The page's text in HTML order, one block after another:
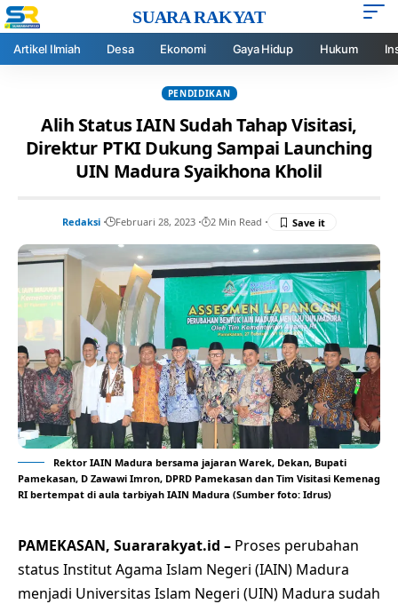
SUARA RAKYAT
Artikel Ilmiah Desa Ekonomi Gaya Hidup Hukum
PENDIDIKAN
Alih Status IAIN Sudah Tahap Visitasi,
Direktur PTKI Dukung Sampai Launching
UIN Madura Syaikhona Kholil
Redaksi Februari 28, 2023 2 Min Read
Rektor IAIN Madura bersama jajaran Warek, Dekan, Bupati
Pamekasan, D Zawawi Imron, DPRD Pamekasan dan Tim Visitasi Kemenag
RI bertempat di aula tarbiyah IAIN Madura (Sumber foto: Idrus)
PAMEKASAN, Suararakyat.id – Proses perubahan
status Institut Agama Islam Negeri (IAIN) Madura
menjadi Universitas Islam Negeri (UIN) Madura sudah